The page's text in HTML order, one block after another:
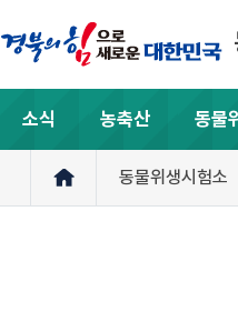
소식 농축산 동물
동물위생시험소